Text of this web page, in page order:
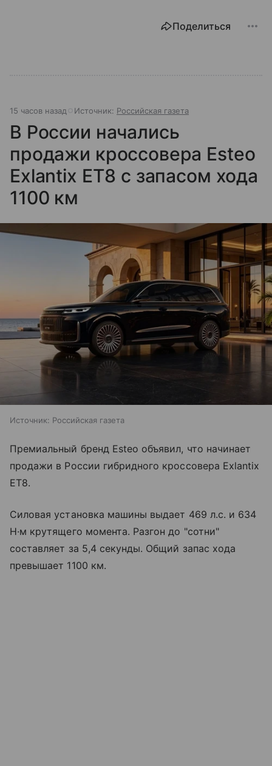
Поделиться
15 часов назад Источник: Российская газета
В России начались
продажи кроссовера Esteo
Exlantix ET8 с запасом хода
1100 км
Источник: Российская газета
Премиальный бренд Esteo объявил, что начинает
продажи в России гибридного кроссовера Exlantix
ET8.
Силовая установка машины выдает 469 л.с. и 634
Н·м крутящего момента. Разгон до "сотни"
составляет за 5,4 секунды. Общий запас хода
превышает 1100 км.